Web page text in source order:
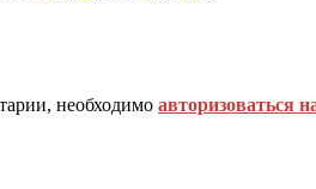
необходимо авторизоваться